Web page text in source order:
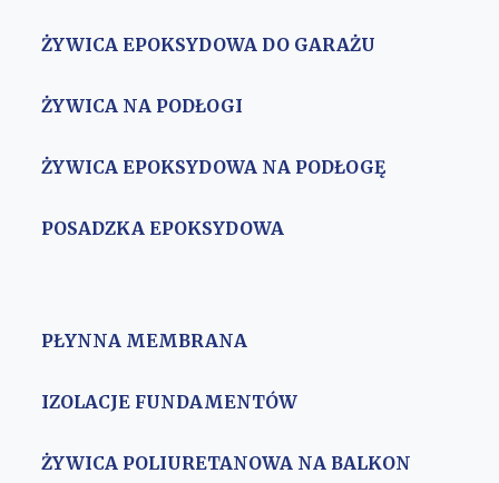
ŻYWICA EPOKSYDOWA DO GARAŻU
ŻYWICA NA PODŁOGI
ŻYWICA EPOKSYDOWA NA PODŁOGĘ
POSADZKA EPOKSYDOWA
PŁYNNA MEMBRANA
IZOLACJE FUNDAMENTÓW
ŻYWICA POLIURETANOWA NA BALKON